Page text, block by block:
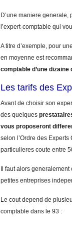
D’une maniere
l’expert-comptable qui
A titre d’exemple, pour une
en moyenne est
comptable d’une dizaine
Les tarifs des
Avant de choisir son
des quelques
vous proposeront
selon l’Ordre des
particulieres coute entre
Il faut alors generalement
petites entreprises
Le cout depend de
comptable dans le 93 :